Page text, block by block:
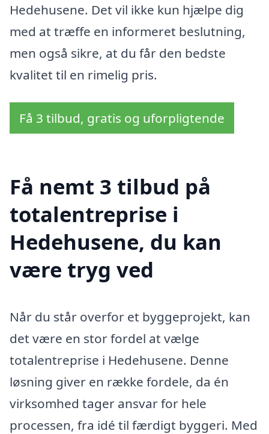
Hedehusene. Det vil ikke kun hjælpe dig
med at træffe en informeret beslutning,
men også sikre, at du får den bedste
kvalitet til en rimelig pris.
Få 3 tilbud, gratis og uforpligtende
Få nemt 3 tilbud på
totalentreprise i
Hedehusene, du kan
være tryg ved
Når du står overfor et byggeprojekt, kan
det være en stor fordel at vælge
totalentreprise i Hedehusene. Denne
løsning giver en række fordele, da én
virksomhed tager ansvar for hele
processen, fra idé til færdigt byggeri. Med